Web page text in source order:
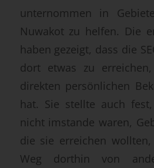
unternommen in
Nuwakot zu helfen. Die
haben gezeigt, dass die
dort etwas zu
direkten persönlichen
hat. Sie stellte auch
nicht imstande waren,
die sie erreichen
Weg dorthin von